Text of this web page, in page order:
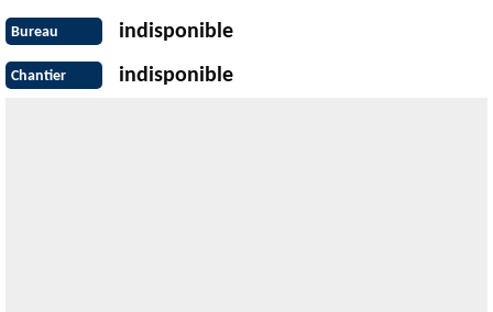
Bureau indisponible
Chantier indisponible